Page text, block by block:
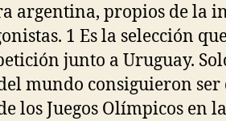
argentina, propios de la
1 Es la selección
junto a Uruguay.
mundo consiguieron ser
los Juegos Olímpicos en